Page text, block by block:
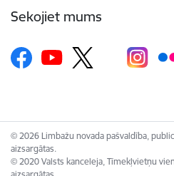
Sekojiet mums
© 2026 Limbažu novada pašvaldība,
aizsargātas.
© 2020 Valsts kanceleja, Tīmekļvietņu